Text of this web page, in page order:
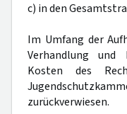
c) in den
Im Umfang der
Verhandlung und
Kosten des
zurückverwiesen.